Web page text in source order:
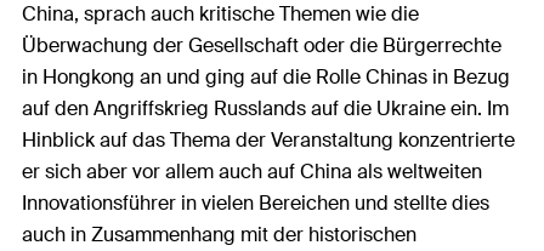
China, sprach auch kritische Themen wie die
Überwachung der Gesellschaft oder die Bürgerrechte
in Hongkong an und ging auf die Rolle Chinas in Bezug
auf den Angriffskrieg Russlands auf die Ukraine ein. Im
Hinblick auf das Thema der Veranstaltung konzentrierte
er sich aber vor allem auch auf China als weltweiten
Innovationsführer in vielen Bereichen und stellte dies
auch in Zusammenhang mit der historischen